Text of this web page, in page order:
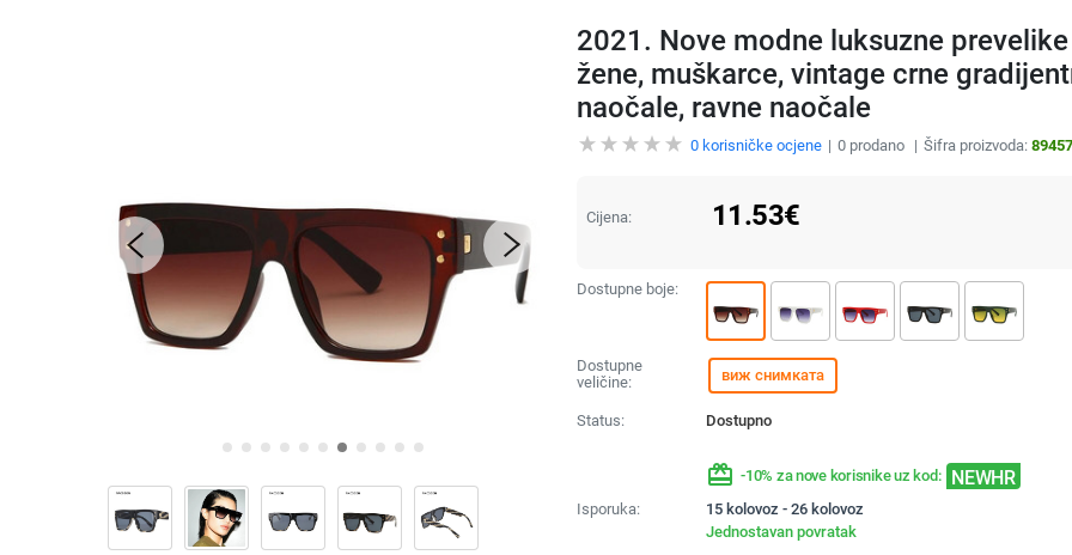
2021. Nove modne luksuzne
žene, muškarce, vintage crne
naočale, ravne naočale
0korisničke ocjene 0prodano Šifra proizvoda:
Cijena: 11.53€
Dostupne boje:
Dostupne
veličine:
виж снимката
Status: Dostupno
redeem -10% za nove korisnike uz kod: NEWHR
Isporuka:
15 kolovoz - 26 kolovoz
Jednostavan povratak